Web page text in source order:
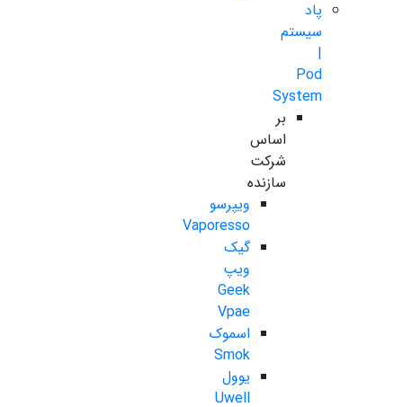
پاد
سیستم
|
Pod
System
بر
اساس
شرکت
سازنده
ویپرسو
Vaporesso
گیک
ویپ
Geek
Vpae
اسموک
Smok
یوول
Uwell